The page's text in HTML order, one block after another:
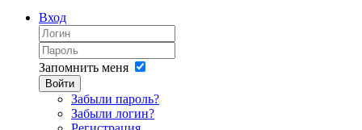
Вход
Запомнить меня
Войти
Забыли пароль?
Забыли логин?